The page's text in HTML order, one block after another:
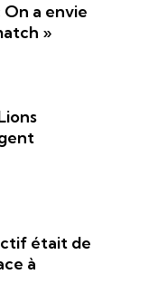
On a envie
»
était de
à